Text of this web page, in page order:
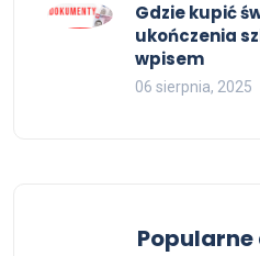
Gdzie kupić
ukończenia
wpisem
06 sierpnia, 2025